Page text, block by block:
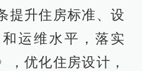
提升住房标准、设
运维水平，落实
，优化住房设计，